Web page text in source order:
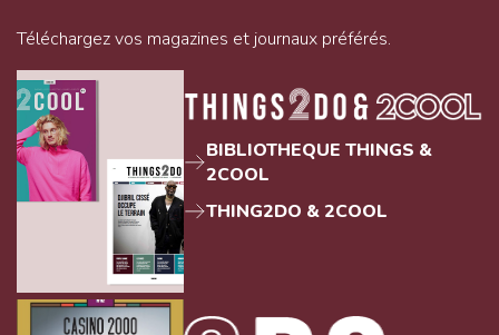
Téléchargez vos magazines et journaux préférés.
BIBLIOTHEQUE THINGS &
2COOL
THING2DO & 2COOL